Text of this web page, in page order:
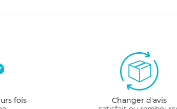
fois
Changer d'avis